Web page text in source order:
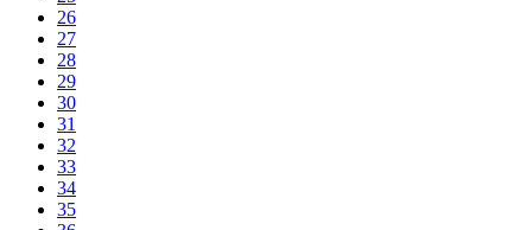
26
27
28
29
30
31
32
33
34
35